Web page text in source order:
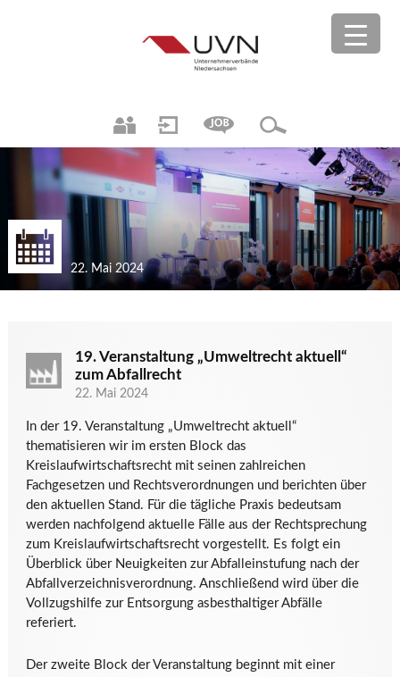
22. Mai 2024
19. Veranstaltung „Umweltrecht aktuell“
zum Abfallrecht
22. Mai 2024
In der 19. Veranstaltung „Umweltrecht aktuell“
thematisieren wir im ersten Block das
Kreislaufwirtschaftsrecht mit seinen zahlreichen
Fachgesetzen und Rechtsverordnungen und berichten über
den aktuellen Stand. Für die tägliche Praxis bedeutsam
werden nachfolgend aktuelle Fälle aus der Rechtsprechung
zum Kreislaufwirtschaftsrecht vorgestellt. Es folgt ein
Überblick über Neuigkeiten zur Abfalleinstufung nach der
Abfallverzeichnisverordnung. Anschließend wird über die
Vollzugshilfe zur Entsorgung asbesthaltiger Abfälle
referiert.
Der zweite Block der Veranstaltung beginnt mit einer